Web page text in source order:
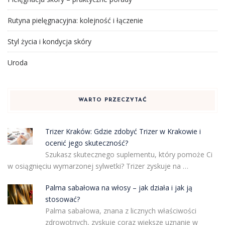
Rutyna pielęgnacyjna: kolejność i łączenie
Styl życia i kondycja skóry
Uroda
WARTO PRZECZYTAĆ
Trizer Kraków: Gdzie zdobyć Trizer w Krakowie i
ocenić jego skuteczność?
Szukasz skutecznego suplementu, który pomoże Ci
w osiągnięciu wymarzonej sylwetki? Trizer zyskuje na …
Palma sabałowa na włosy – jak działa i jak ją
stosować?
Palma sabałowa, znana z licznych właściwości
zdrowotnych, zyskuje coraz większe uznanie w